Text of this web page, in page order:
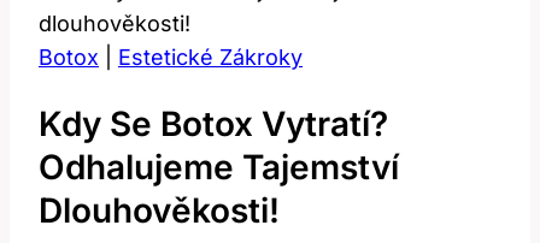
dlouhověkosti!
Botox
Estetické Zákroky
Kdy Se Botox Vytratí?
Odhalujeme Tajemství
Dlouhověkosti!